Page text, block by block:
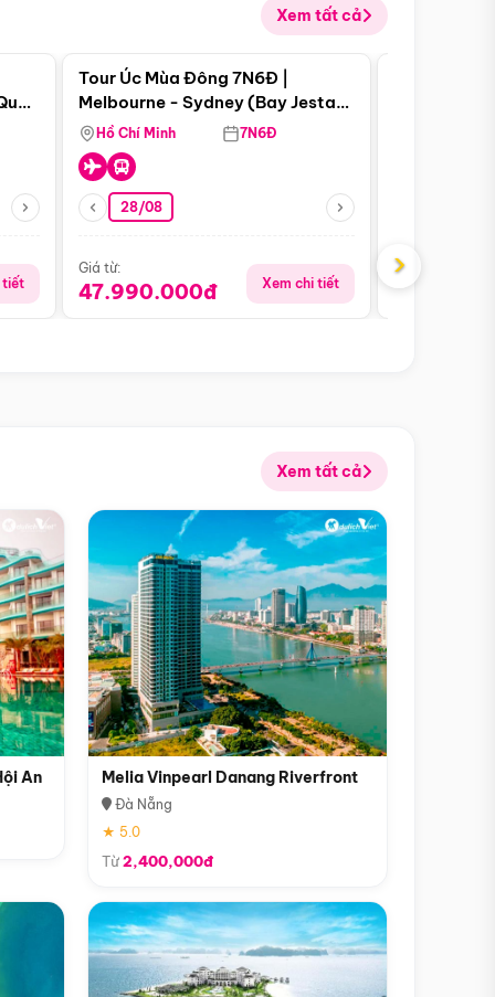
Xem tất cả
tiết
Điểm nổi bật
Tour Úc Mùa Đông 7N6Đ |
Melbourne - Sydney (Bay Jestar
Airways)
Hồ Chí Minh 7N6Đ
28/08
Giá từ:
47.990.000đ Xem chi tiết
Giá từ:
›
Xem tất cả
An Melia Vinpearl Danang Riverfront
Đà Nẵng
★ 5.0
Từ2,400,000đ